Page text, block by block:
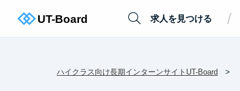
求人を見つける /
ハイクラス向け長期インターンサイトUT-Board